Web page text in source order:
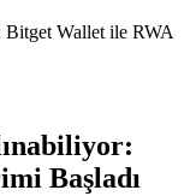
Wallet ile RWA
Başladı